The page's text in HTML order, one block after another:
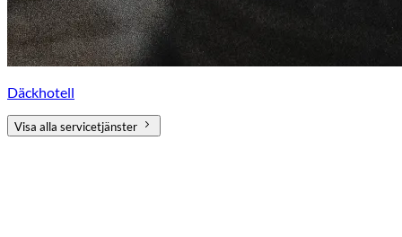
Däckhotell
Visa alla servicetjänster